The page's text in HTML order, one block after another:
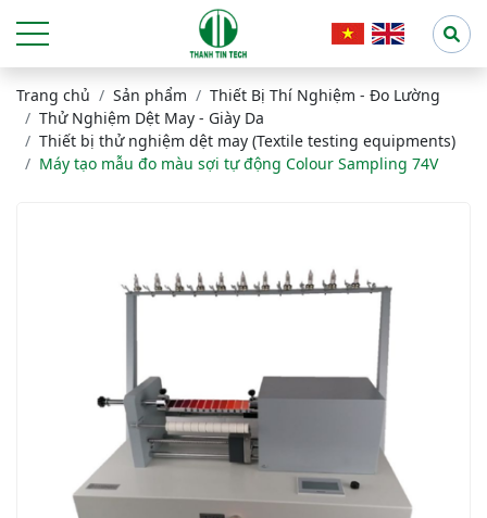
Trang chủ Sản phẩm
Thiết Bị Thí Nghiệm - Đo Lường
Thử Nghiệm Dệt May - Giày Da
Thiết bị thử nghiệm dệt may (Textile testing equipments)
Máy tạo mẫu đo màu sợi tự động Colour Sampling 74V